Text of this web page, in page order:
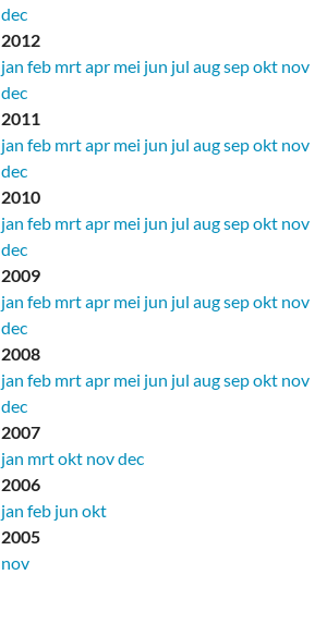
dec
2012
jan feb mrtapr mei jun jul augsepokt nov
dec
2011
jan feb mrtapr mei jun jul augsepokt nov
dec
2010
jan feb mrtapr mei jun jul augsepokt nov
dec
2009
jan feb mrtapr mei jun jul augsepokt nov
dec
2008
jan feb mrtapr mei jun jul augsepokt nov
dec
2007
jan mrtokt novdec
2006
jan feb jun okt
2005
nov